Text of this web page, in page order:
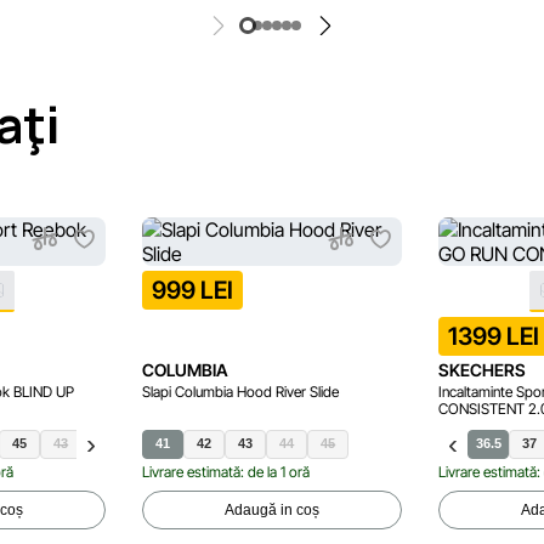
BLIND UP
45 43
999 LEI
COLUMBIA
Slapi Columbia Hood River Slide
41 42 43 44 45
Livrare estimată: de la 1 oră
Adaugă in coș
1399 LEI
SKECHERS
Incaltaminte
CONSISTENT
36.5 37
Livrare estimată: